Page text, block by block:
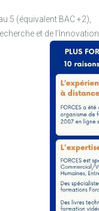
5 (équivalent BAC +2),
et de l’Innovation